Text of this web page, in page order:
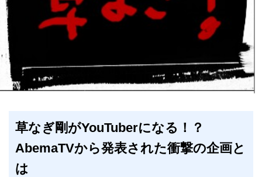
草なぎ剛がYouTuberになる！？
AbemaTVから発表された衝撃の企画と
は